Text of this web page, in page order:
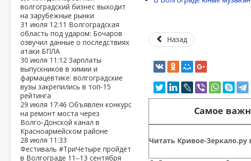
волгоградский бизнес выходит
на зарубежные рынки
31 июля 12:11 Волгоградская
область под ударом: Бочаров
озвучил данные о последствиях
атаки БПЛА
30 июля 11:12 Зарплаты
выпускников в химии и
фармацевтике: волгоградские
вузы закрепились в топ‑15
рейтинга
29 июля 17:46 Объявлен конкурс
на ремонт моста через
Волго‑Донской канал в
Красноармейском районе
28 июля 11:33
Фестиваль #ТриЧетыре пройдёт
в Волгограде 11–13 сентября
Назад
Самое
Читать Кривое-Зеркало.ру